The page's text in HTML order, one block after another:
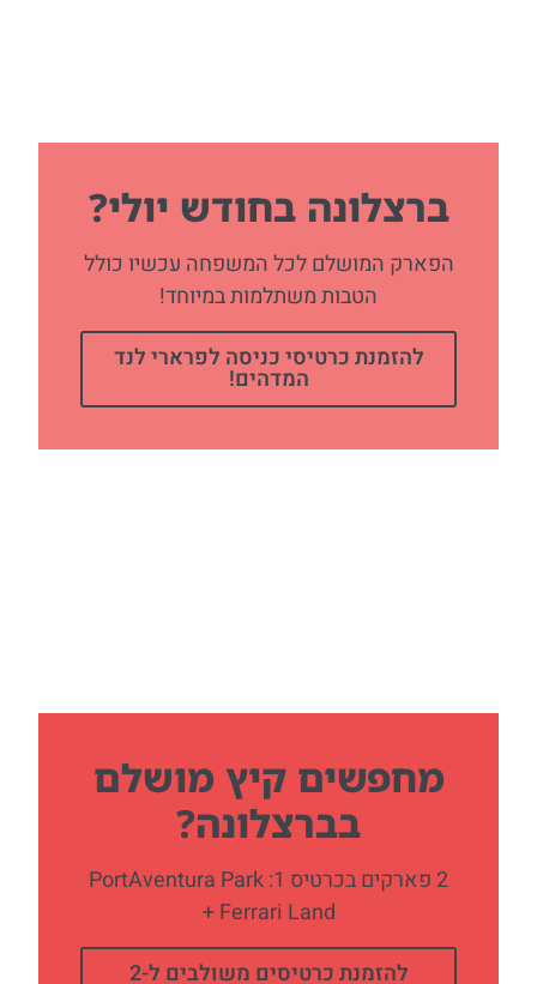
ברצלונה בחודש יולי?
הפארק המושלם לכל המשפחה עכשיו כולל
הטבות משתלמות במיוחד!
להזמנת כרטיסי כניסה לפרארי לנד
המדהים!
מחפשים קיץ מושלם
בברצלונה?
2 פארקים בכרטיס 1: PortAventura Park
+ Ferrari Land
להזמנת כרטיסים משולבים ל-2